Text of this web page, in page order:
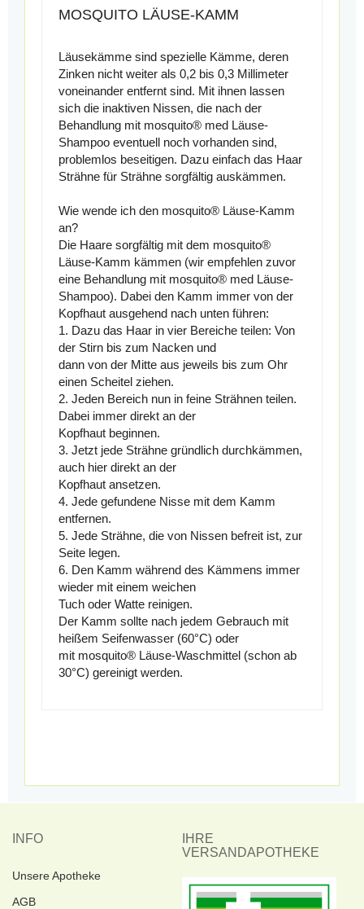
MOSQUITO LÄUSE-KAMM
Läusekämme sind spezielle Kämme, deren
Zinken nicht weiter als 0,2 bis 0,3 Millimeter
voneinander entfernt sind. Mit ihnen lassen
sich die inaktiven Nissen, die nach der
Behandlung mit mosquito® med Läuse-
Shampoo eventuell noch vorhanden sind,
problemlos beseitigen. Dazu einfach das Haar
Strähne für Strähne sorgfältig auskämmen.
Wie wende ich den mosquito® Läuse-Kamm
an?
Die Haare sorgfältig mit dem mosquito®
Läuse-Kamm kämmen (wir empfehlen zuvor
eine Behandlung mit mosquito® med Läuse-
Shampoo). Dabei den Kamm immer von der
Kopfhaut ausgehend nach unten führen:
1. Dazu das Haar in vier Bereiche teilen: Von
der Stirn bis zum Nacken und
dann von der Mitte aus jeweils bis zum Ohr
einen Scheitel ziehen.
2. Jeden Bereich nun in feine Strähnen teilen.
Dabei immer direkt an der
Kopfhaut beginnen.
3. Jetzt jede Strähne gründlich durchkämmen,
auch hier direkt an der
Kopfhaut ansetzen.
4. Jede gefundene Nisse mit dem Kamm
entfernen.
5. Jede Strähne, die von Nissen befreit ist, zur
Seite legen.
6. Den Kamm während des Kämmens immer
wieder mit einem weichen
Tuch oder Watte reinigen.
Der Kamm sollte nach jedem Gebrauch mit
heißem Seifenwasser (60°C) oder
mit mosquito® Läuse-Waschmittel (schon ab
30°C) gereinigt werden.
INFO
Unsere Apotheke
AGB
IHRE
VERSANDAPOTHEKE